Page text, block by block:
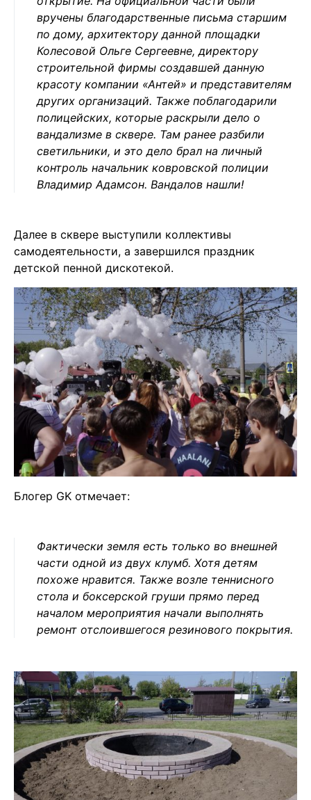
вручены благодарственные письма старшим
по дому, архитектору данной площадки
Колесовой Ольге Сергеевне, директору
строительной фирмы создавшей данную
красоту компании «Антей» и представителям
других организаций. Также поблагодарили
полицейских, которые раскрыли дело о
вандализме в сквере. Там ранее разбили
светильники, и это дело брал на личный
контроль начальник ковровской полиции
Владимир Адамсон. Вандалов нашли!
Далее в сквере выступили коллективы
самодеятельности, а завершился праздник
детской пенной дискотекой.
Блогер GK отмечает:
Фактически земля есть только во внешней
части одной из двух клумб. Хотя детям
похоже нравится. Также возле теннисного
стола и боксерской груши прямо перед
началом мероприятия начали выполнять
ремонт отслоившегося резинового покрытия.